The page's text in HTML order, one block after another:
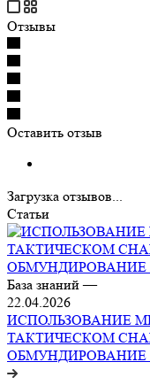
Отзывы
Оставить отзыв
Загрузка отзывов...
Статьи
База знаний—
22.04.2026
ИСПОЛЬЗОВАНИЕ
ТАКТИЧЕСКОМ
ОБМУНДИРОВАНИЕ